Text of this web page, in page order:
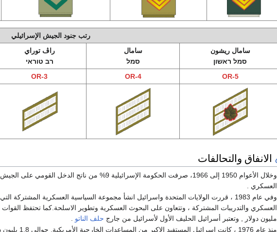
رتب جنود الجيش الإسرائيلي
سامال ريشون
סמל ראשון
سامال
סמל
راڤ توراي
רב טוראי
OR-5
OR-4
OR-3
الانفاق والتحالفات
العسكري .
وفي عام 1983 ، قررت الولايات المتحدة واسرائيل انشأ مجموعة السياسية العسكرية
مليون دولار , وتعتبر أسرائيل الحليف الأول لأسرائيل من جارج حلف الناتو
منذ عام 1976 ، كانت اسرائيل المستفيد الاكبر من المساعدات الخارجية الأمريكية. حوالى 1.8 بليون دولار سنويا من التمويل العسكري.